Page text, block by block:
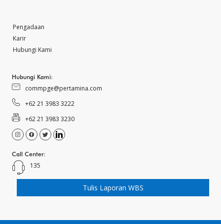
Pengadaan
Karir
Hubungi Kami
Hubungi Kami:
commpge@pertamina.com
+62 21 3983 3222
+62 21 3983 3230
Call Center:
135
Tulis Laporan WBS